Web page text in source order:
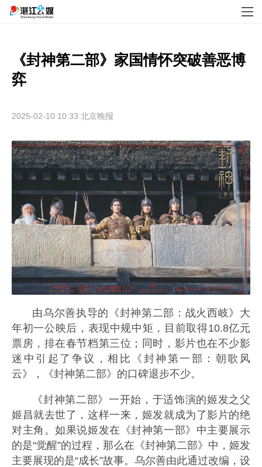
《封神第二部》家国情怀突破善恶博
弈
2025-02-10 10:33 北京晚报
由乌尔善执导的《封神第二部：战火西岐》大
年初一公映后，表现中规中矩，目前取得10.8亿元
票房，排在春节档第三位；同时，影片也在不少影
迷中引起了争议，相比《封神第一部：朝歌风
云》，《封神第二部》的口碑退步不少。
《封神第二部》一开始，于适饰演的姬发之父
姬昌就去世了，这样一来，姬发就成为了影片的绝
对主角。如果说姬发在《封神第一部》中主要展示
的是“觉醒”的过程，那么在《封神第二部》中，姬发
主要展现的是“成长”故事。乌尔善由此通过改编，设